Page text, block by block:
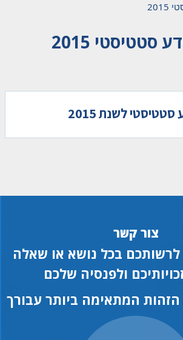
סטטיסטי 2015
לשנת 2015
צור קשר
בכל נושא או שאלה
ולפנסיה שלכם
המתאימה ביותר עבורך